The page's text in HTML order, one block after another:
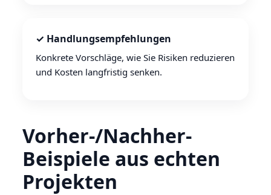
✓ Handlungsempfehlungen
Konkrete Vorschläge, wie Sie Risiken reduzieren
und Kosten langfristig senken.
Vorher-/Nachher-
Beispiele aus echten
Projekten